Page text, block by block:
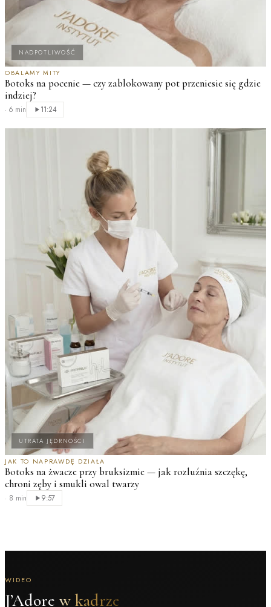
NADPOTLIWOŚĆ
OBALAMY MITY
Botoks na pocenie — czy zablokowany pot przeniesie się gdzie
indziej?
· 6 min 11:24
UTRATA JĘDRNOŚCI
JAK TO NAPRAWDĘ DZIAŁA
Botoks na żwacze przy bruksizmie — jak rozluźnia szczękę,
chroni zęby i smukli owal twarzy
· 8 min 9:57
WIDEO
J’Adore w kadrze